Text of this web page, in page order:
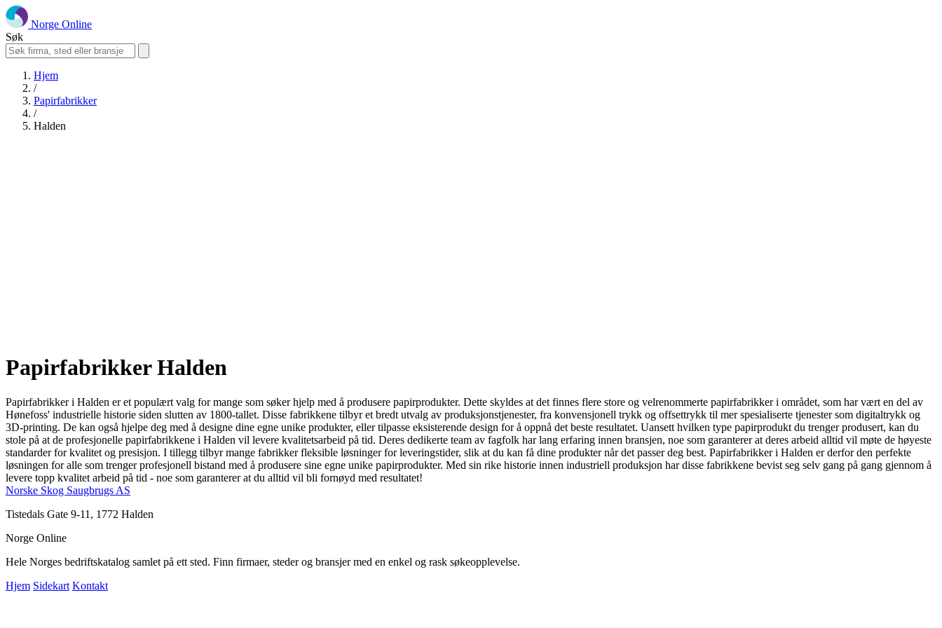
Norge Online
Søk
Hjem
/
Papirfabrikker
/
Halden
Papirfabrikker Halden
Papirfabrikker i Halden er et populært valg for mange som søker hjelp med å produsere papirprodukter. Dette skyldes at det finnes flere store og velrenommerte papirfabrikker i området, som har vært en del av
Hønefoss' industrielle historie siden slutten av 1800-tallet. Disse fabrikkene tilbyr et bredt utvalg av produksjonstjenester, fra konvensjonell trykk og offsettrykk til mer spesialiserte tjenester som digitaltrykk og
3D-printing. De kan også hjelpe deg med å designe dine egne unike produkter, eller tilpasse eksisterende design for å oppnå det beste resultatet. Uansett hvilken type papirprodukt du trenger produsert, kan du
stole på at de profesjonelle papirfabrikkene i Halden vil levere kvalitetsarbeid på tid. Deres dedikerte team av fagfolk har lang erfaring innen bransjen, noe som garanterer at deres arbeid alltid vil møte de høyeste
standarder for kvalitet og presisjon. I tillegg tilbyr mange fabrikker fleksible løsninger for leveringstider, slik at du kan få dine produkter når det passer deg best. Papirfabrikker i Halden er derfor den perfekte
løsningen for alle som trenger profesjonell bistand med å produsere sine egne unike papirprodukter. Med sin rike historie innen industriell produksjon har disse fabrikkene bevist seg selv gang på gang gjennom å
levere topp kvalitet arbeid på tid - noe som garanterer at du alltid vil bli fornøyd med resultatet!
Norske Skog Saugbrugs AS
Tistedals Gate 9-11, 1772 Halden
Norge Online
Hele Norges bedriftskatalog samlet på ett sted. Finn firmaer, steder og bransjer med en enkel og rask søkeopplevelse.
Hjem Sidekart Kontakt